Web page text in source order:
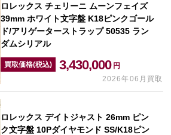
ロレックス チェリーニ ムーンフェイズ
39mm ホワイト文字盤 K18ピンクゴール
ド/アリゲーターストラップ 50535 ラン
ダムシリアル
買取価格(税込) 3,430,000 円
2026年06月買取
ロレックス デイトジャスト 26mm ピン
ク文字盤 10Pダイヤモンド SS/K18ピン